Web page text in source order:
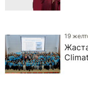
19